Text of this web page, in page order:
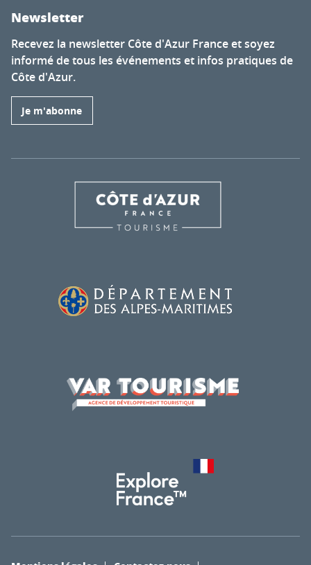
Newsletter
Recevez la newsletter Côte d'Azur France et soyez
informé de tous les événements et infos pratiques de
Côte d'Azur.
Je m'abonne